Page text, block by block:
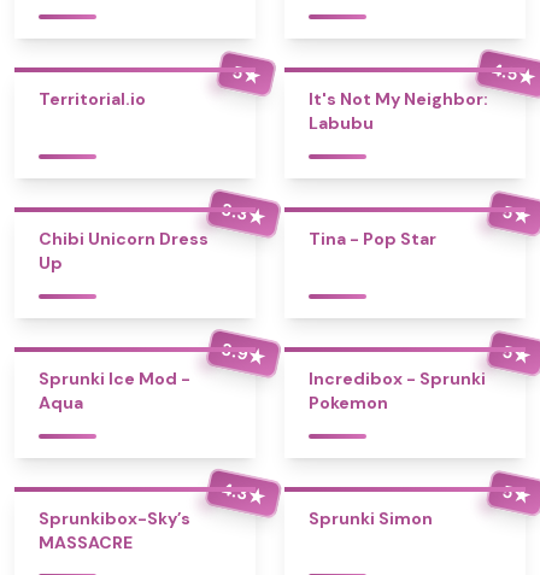
5★
Territorial.io
4.5★
It's Not My Neighbor:
Labubu
3.3★
Chibi Unicorn Dress
Up
5★
Tina - Pop Star
3.9★
Sprunki Ice Mod -
Aqua
5★
Incredibox - Sprunki
Pokemon
4.3★
Sprunkibox-Sky’s
MASSACRE
5★
Sprunki Simon